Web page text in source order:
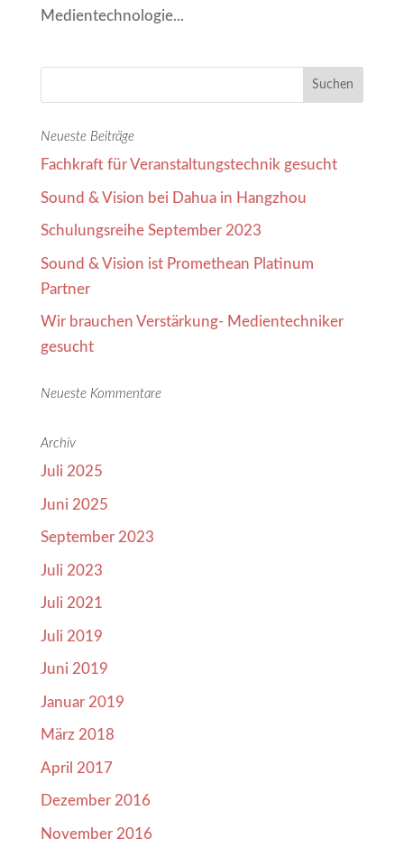
Medientechnologie...
Neueste Beiträge
Fachkraft für Veranstaltungstechnik gesucht
Sound & Vision bei Dahua in Hangzhou
Schulungsreihe September 2023
Sound & Vision ist Promethean Platinum
Partner
Wir brauchen Verstärkung- Medientechniker
gesucht
Neueste Kommentare
Archiv
Juli 2025
Juni 2025
September 2023
Juli 2023
Juli 2021
Juli 2019
Juni 2019
Januar 2019
März 2018
April 2017
Dezember 2016
November 2016